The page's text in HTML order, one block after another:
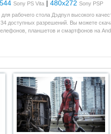
Sony PS Vita | 480x272 Sony PSP
рабочего стола Дэдпул высокого
доступных разрешений. Вы можете
планшетов и смартфонов на